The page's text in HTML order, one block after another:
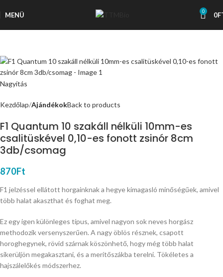
MENÜ 0 0
Nagyítás
Kezdőlap AjándékokBack to products
F1 Quantum 10 szakáll nélküli 10mm-es
csalitüskével 0,10-es fonott zsinór 8cm
3db/csomag
870Ft
F1 jelzéssel ellátott horgainknak a hegye kimagasló minőségűek, amivel
több halat akaszthat és foghat meg.
Ez egy igen különleges típus, amivel nagyon sok neves horgász
methodozik versenyszerűen. A nagy öblös résznek, csapott
horoghegynek, rövid szárnak köszönhető, hogy még több halat
sikerüljön megakasztani, és a merítőszákba terelni. Tökéletes a
hajszálelőkés módszerhez.